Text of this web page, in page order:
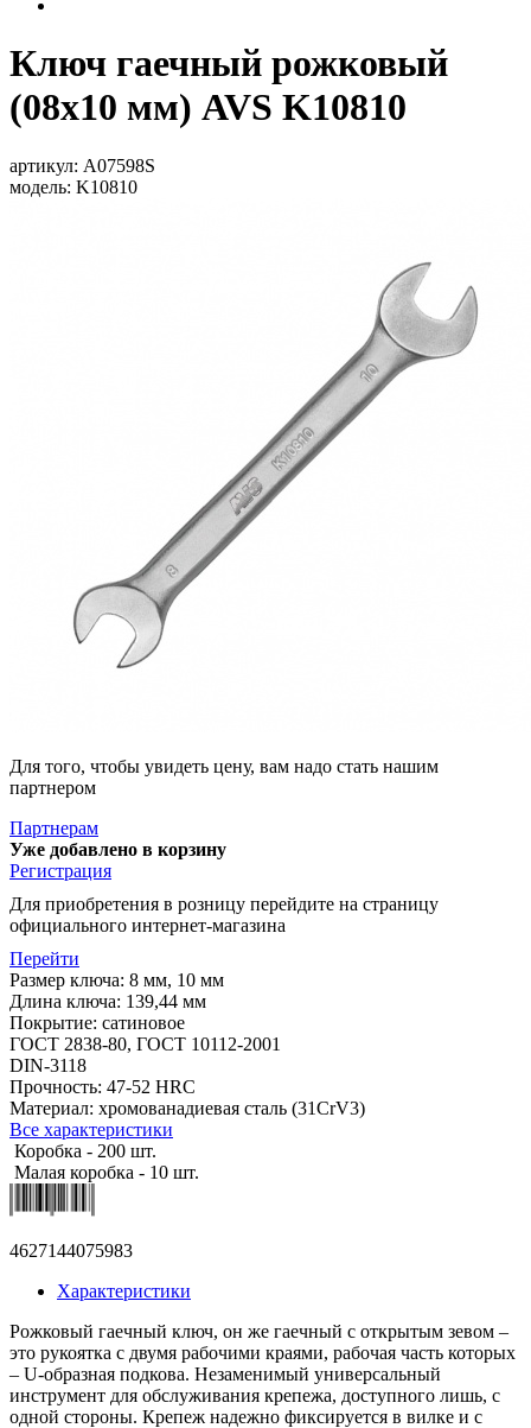
Ключ гаечный рожковый
(08х10 мм) AVS K10810
артикул: A07598S
модель: K10810
Для того, чтобы увидеть цену, вам надо стать нашим
партнером
Партнерам
Уже добавлено в корзину
Регистрация
Для приобретения в розницу перейдите на страницу
официального интернет-магазина
Перейти
Размер ключа: 8 мм, 10 мм
Длина ключа: 139,44 мм
Покрытие: сатиновое
ГОСТ 2838-80, ГОСТ 10112-2001
DIN-3118
Прочность: 47-52 HRC
Материал: хромованадиевая сталь (31CrV3)
Все характеристики
Коробка - 200 шт.
Малая коробка - 10 шт.
4627144075983
Характеристики
Рожковый гаечный ключ, он же гаечный с открытым зевом –
это рукоятка с двумя рабочими краями, рабочая часть которых
– U-образная подкова. Незаменимый универсальный
инструмент для обслуживания крепежа, доступного лишь, с
одной стороны. Крепеж надежно фиксируется в вилке и с